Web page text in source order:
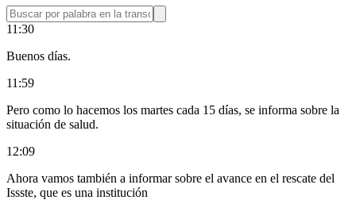
11:30
Buenos días.
11:59
Pero como lo hacemos los martes cada 15 días, se informa sobre la
situación de salud.
12:09
Ahora vamos también a informar sobre el avance en el rescate del
Issste, que es una institución